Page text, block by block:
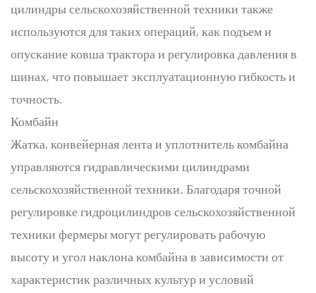
цилиндры сельскохозяйственной техники также
используются для таких операций, как подъем и
опускание ковша трактора и регулировка давления в
шинах, что повышает эксплуатационную гибкость и
точность.
Комбайн
Жатка, конвейерная лента и уплотнитель комбайна
управляются гидравлическими цилиндрами
сельскохозяйственной техники. Благодаря точной
регулировке гидроцилиндров сельскохозяйственной
техники фермеры могут регулировать рабочую
высоту и угол наклона комбайна в зависимости от
характеристик различных культур и условий